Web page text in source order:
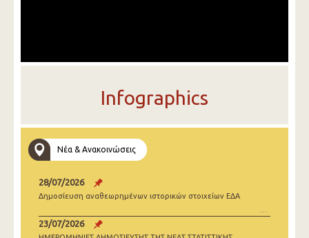
Infographics
Νέα & Ανακοινώσεις
28/07/2026
Δημοσίευση αναθεωρημένων ιστορικών στοιχείων ΕΔΑ
23/07/2026